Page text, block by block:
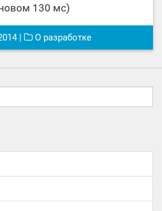
130 мс)
О разработке